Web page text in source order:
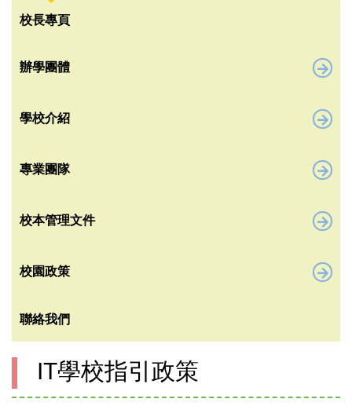
校長專頁
辦學團體
學校介紹
專業團隊
校本管理文件
校園政策
聯絡我們
IT學校指引政策